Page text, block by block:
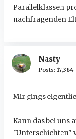
Parallelklassen
nachfragenden
Nasty
Posts: 17,384
Mir gings
Kann das bei uns
"Unterschichten"